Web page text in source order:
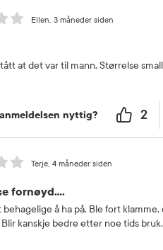
3 måneder siden
Ellen
at det var til mann. Størrelse
nyttig? 2
fornøyd….
4 måneder siden
Terje
behagelige å ha på. Ble fort
kanskje bedre etter noe tids bruk.